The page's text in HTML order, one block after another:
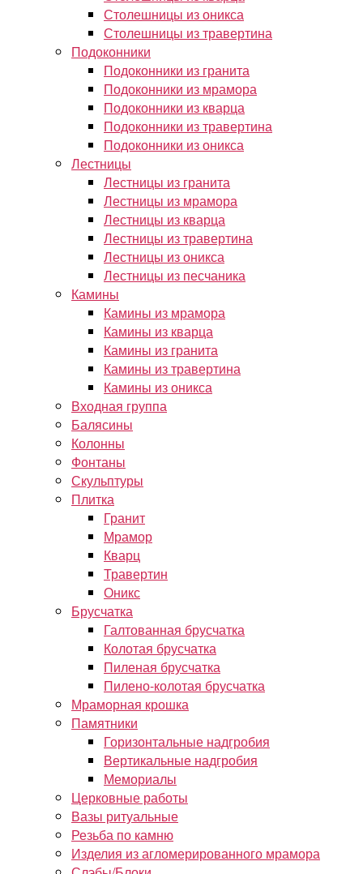
Столешницы из оникса
Столешницы из травертина
Подоконники
Подоконники из гранита
Подоконники из мрамора
Подоконники из кварца
Подоконники из травертина
Подоконники из оникса
Лестницы
Лестницы из гранита
Лестницы из мрамора
Лестницы из кварца
Лестницы из травертина
Лестницы из оникса
Лестницы из песчаника
Камины
Камины из мрамора
Камины из кварца
Камины из гранита
Камины из травертина
Камины из оникса
Входная группа
Балясины
Колонны
Фонтаны
Скульптуры
Плитка
Гранит
Мрамор
Кварц
Травертин
Оникс
Брусчатка
Галтованная брусчатка
Колотая брусчатка
Пиленая брусчатка
Пилено-колотая брусчатка
Мраморная крошка
Памятники
Горизонтальные надгробия
Вертикальные надгробия
Мемориалы
Церковные работы
Вазы ритуальные
Резьба по камню
Изделия из агломерированного мрамора